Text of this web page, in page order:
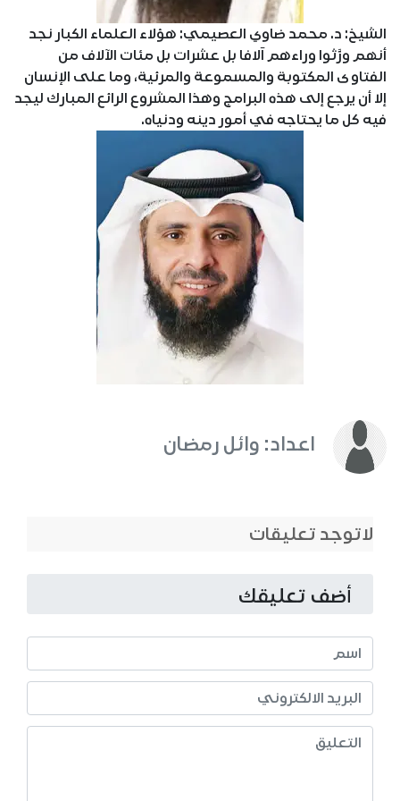
الشيخ: د. محمد ضاوي العصيمي: هؤلاء العلماء الكبار نجد
أنهم ورَّثوا وراءهم آلافا بل عشرات بل مئات الآلاف من
الفتاوى المكتوبة والمسموعة والمرئية، وما على الإنسان
إلا أن يرجع إلى هذه البرامج وهذا المشروع الرائع المبارك ليجد
فيه كل ما يحتاجه في أمور دينه ودنياه.
اعداد: وائل رمضان
لاتوجد تعليقات
أضف تعليقك